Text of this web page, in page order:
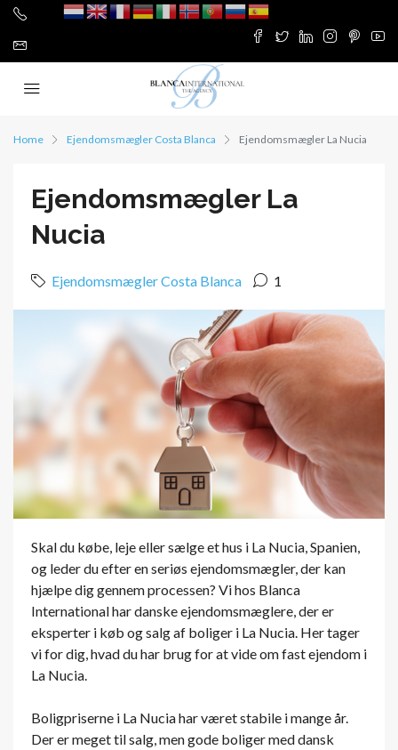
Home Ejendomsmægler Costa Blanca Ejendomsmægler La Nucia
Ejendomsmægler La
Nucia
Ejendomsmægler Costa Blanca 1
Skal du købe, leje eller sælge et hus i La Nucia, Spanien,
og leder du efter en seriøs ejendomsmægler, der kan
hjælpe dig gennem processen? Vi hos Blanca
International har danske ejendomsmæglere, der er
eksperter i køb og salg af boliger i La Nucia. Her tager
vi for dig, hvad du har brug for at vide om fast ejendom i
La Nucia.
Boligpriserne i La Nucia har været stabile i mange år.
Der er meget til salg, men gode boliger med dansk